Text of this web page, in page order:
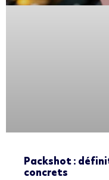
Packshot :
concrets